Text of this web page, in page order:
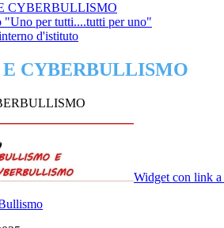
CYBERBULLISMO
"Uno per tutti....tutti per uno"
d'istituto
CYBERBULLISMO
Widget con link a